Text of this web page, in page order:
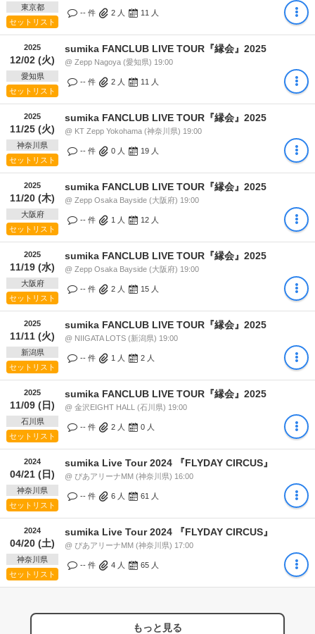
東京都
セットリスト
-- 件 2 人 11 人
2025
12/02 (火)
愛知県
セットリスト
sumika FANCLUB LIVE TOUR『縁会』2025
@ Zepp Nagoya (愛知県) 19:00
-- 件 2 人 11 人
2025
11/25 (火)
神奈川県
セットリスト
sumika FANCLUB LIVE TOUR『縁会』2025
@ KT Zepp Yokohama (神奈川県) 19:00
-- 件 0 人 19 人
2025
11/20 (木)
大阪府
セットリスト
sumika FANCLUB LIVE TOUR『縁会』2025
@ Zepp Osaka Bayside (大阪府) 19:00
-- 件 1 人 12 人
2025
11/19 (水)
大阪府
セットリスト
sumika FANCLUB LIVE TOUR『縁会』2025
@ Zepp Osaka Bayside (大阪府) 19:00
-- 件 2 人 15 人
2025
11/11 (火)
新潟県
セットリスト
sumika FANCLUB LIVE TOUR『縁会』2025
@ NIIGATA LOTS (新潟県) 19:00
-- 件 1 人 2 人
2025
11/09 (日)
石川県
セットリスト
sumika FANCLUB LIVE TOUR『縁会』2025
@ 金沢EIGHT HALL (石川県) 19:00
-- 件 2 人 0 人
2024
04/21 (日)
神奈川県
セットリスト
sumika Live Tour 2024 『FLYDAY CIRCUS』
@ ぴあアリーナMM (神奈川県) 16:00
-- 件 6 人 61 人
2024
04/20 (土)
神奈川県
セットリスト
sumika Live Tour 2024 『FLYDAY CIRCUS』
@ ぴあアリーナMM (神奈川県) 17:00
-- 件 4 人 65 人
もっと見る